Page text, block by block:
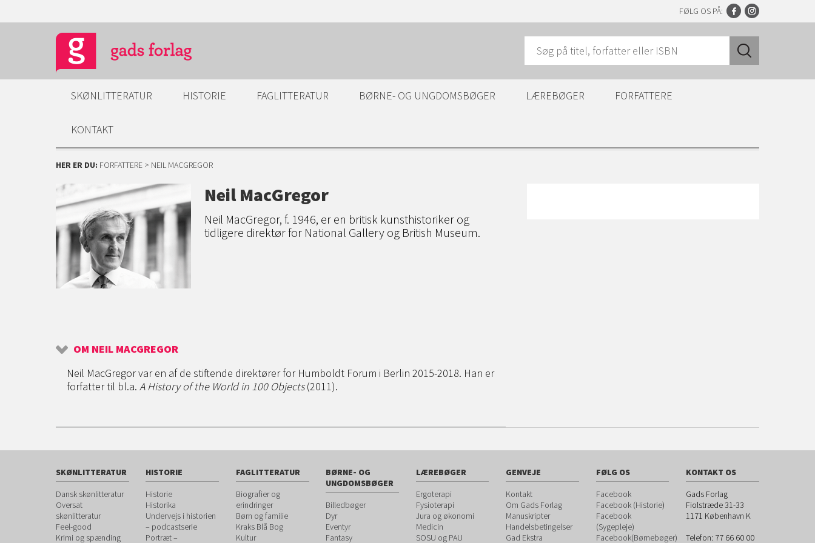
FØLG OS PÅ:
SKØNLITTERATUR HISTORIE FAGLITTERATUR BØRNE- OG UNGDOMSBØGER LÆREBØGER FORFATTERE
KONTAKT
HER ER DU: FORFATTERE > NEIL MACGREGOR
Neil MacGregor
Neil MacGregor, f. 1946, er en britisk kunsthistoriker og
tidligere direktør for National Gallery og British Museum.
OM NEIL MACGREGOR
Neil MacGregor var en af de stiftende direktører for Humboldt Forum i Berlin 2015-2018. Han er
forfatter til bl.a. A History of the World in 100 Objects(2011).
SKØNLITTERATUR
Dansk skønlitteratur
Oversat
skønlitteratur
Feel-good
Krimi og spænding
HISTORIE
Historie
Historika
Undervejs i historien
– podcastserie
Portræt –
FAGLITTERATUR
Biografier og
erindringer
Børn og familie
Kraks Blå Bog
Kultur
BØRNE- OG
UNGDOMSBØGER
Billedbøger
Dyr
Eventyr
Fantasy
LÆREBØGER
Ergoterapi
Fysioterapi
Jura og økonomi
Medicin
SOSU og PAU
GENVEJE
Kontakt
Om Gads Forlag
Manuskripter
Handelsbetingelser
Gad Ekstra
FØLG OS
Facebook
Facebook (Historie)
Facebook
(Sygepleje)
Facebook(Børnebøger)
KONTAKT OS
Gads Forlag
Fiolstræde 31-33
1171 København K
Telefon: 77 66 60 00